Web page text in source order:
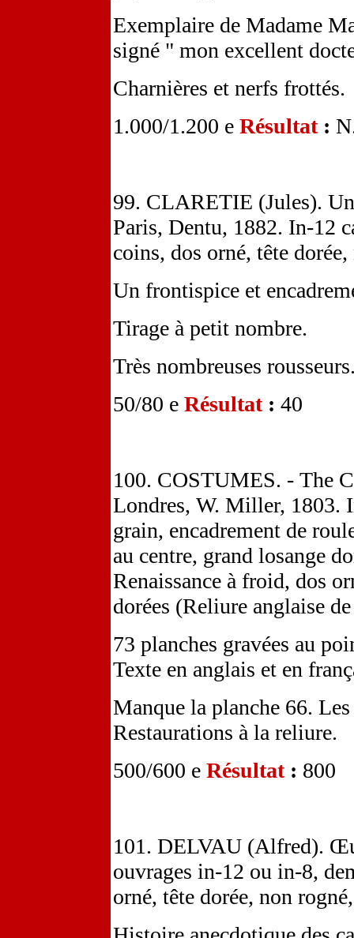
Exemplaire de Madame
signé " mon excellent
Charnières et nerfs frottés.
1.000/1.200 e Résultat:
99. CLARETIE (Jules).
Paris, Dentu, 1882. In-12
coins, dos orné, tête
Un frontispice et
Tirage à petit nombre.
Très nombreuses
50/80 e Résultat: 40
100. COSTUMES. - The
Londres, W. Miller, 1803.
grain, encadrement de
au centre, grand losange
Renaissance à froid, dos
dorées (Reliure anglaise
73 planches gravées au
Texte en anglais et en
Manque la planche 66.
Restaurations à la reliure.
500/600 e Résultat: 800
101. DELVAU (Alfred).
ouvrages in-12 ou in-8,
orné, tête dorée, non